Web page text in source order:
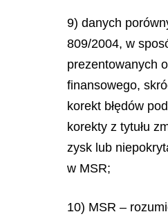
9) danych
809/2004, w
prezentowanych
finansowego,
korekt błędów
korekty z tytułu
zysk lub
w MSR;
10) MSR –